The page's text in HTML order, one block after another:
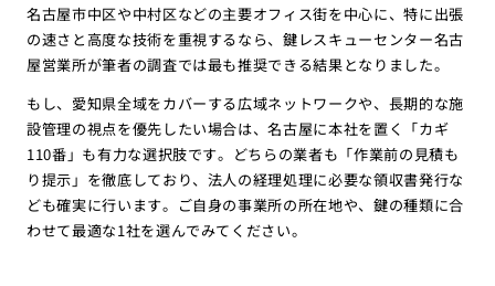
名古屋市中区や中村区などの主要オフィス街を中心に、特に出張
の速さと高度な技術を重視するなら、鍵レスキューセンター名古
屋営業所が筆者の調査では最も推奨できる結果となりました。
もし、愛知県全域をカバーする広域ネットワークや、長期的な施
設管理の視点を優先したい場合は、名古屋に本社を置く「カギ
110番」も有力な選択肢です。どちらの業者も「作業前の見積も
り提示」を徹底しており、法人の経理処理に必要な領収書発行な
ども確実に行います。ご自身の事業所の所在地や、鍵の種類に合
わせて最適な1社を選んでみてください。